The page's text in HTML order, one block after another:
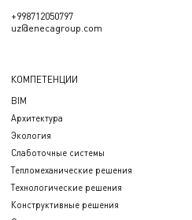
+998712050797
uz@enecagroup.com
КОМПЕТЕНЦИИ
BIM
Архитектура
Экология
Слаботочные системы
Тепломеханические решения
Технологические решения
Конструктивные решения